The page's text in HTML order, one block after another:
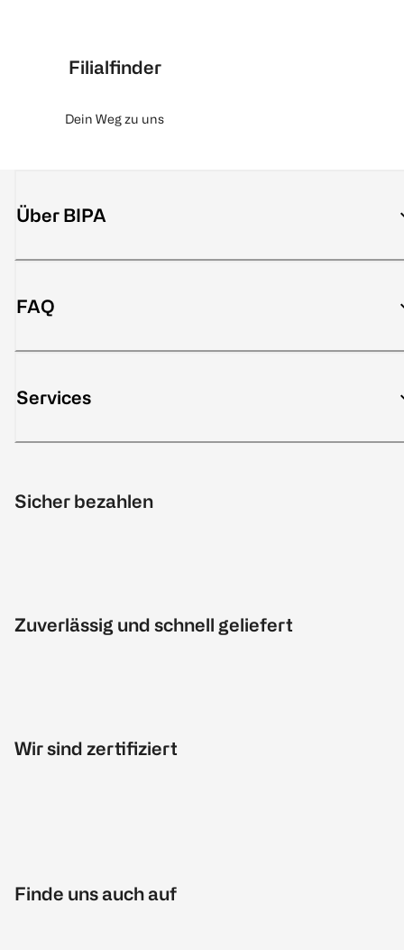
Filialfinder
Dein Weg zu uns
Über BIPA
FAQ
Services
Sicher bezahlen
Zuverlässig und schnell geliefert
Wir sind zertifiziert
Finde uns auch auf